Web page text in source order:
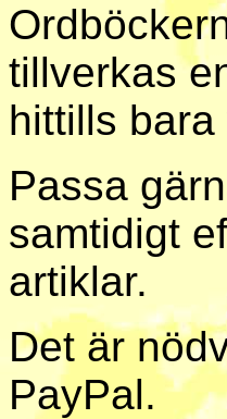
tillverkas
hittills
Passa
samtidigt
artiklar.
Det är
PayPal.